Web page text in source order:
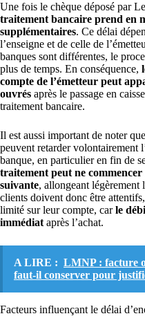
Une fois le chèque déposé par
traitement bancaire prend en
supplémentaires. Ce délai
l’enseigne et de celle de
banques sont différentes, le
plus de temps. En conséquence,
compte de l’émetteur peut
ouvrés après le passage en
traitement bancaire.
Il est aussi important de noter
peuvent retarder volontairement
banque, en particulier en fin de
traitement peut ne commencer
suivante, allongeant légèrement
clients doivent donc être
limité sur leur compte, carle
immédiat après l’achat.
A LIRE : LMNP : facture
faut-il conserver pour
Facteurs influençant le délai